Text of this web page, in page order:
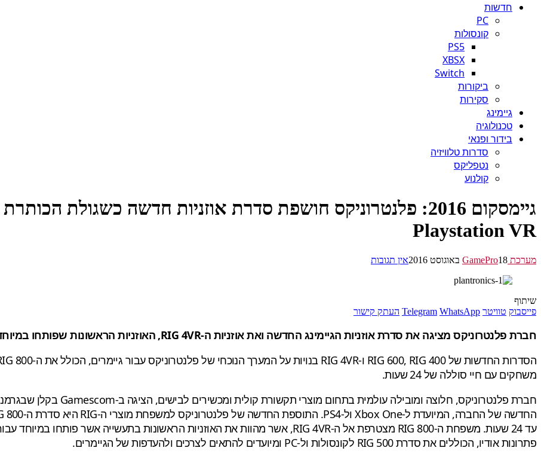
חדשות
PC
קונסולות
PS5
XBSX
Switch
ביקורות
סקירות
גיימינג
טכנולוגיה
בידור ופנאי
סדרות טלוויזיה
נטפליקס
קולנוע
גיימסקום 2016: פלנטרוניקס חושפת סדרת אוזניות חדשה כשגולת
Playstation VR
מערכת GamePro 18 באוגוסט 2016 אין תגובות
שיתוף
פייסבוק טוויטר Telegram WhatsApp העתק קישור
חברת פלנטרוניקס מציגה את סדרת אוזניות הגיימינג החדשה ואת אוזניות ה-RIG 4VR, האוזניות הראשונות שפותחו במיוחד עבור PlayStation VR
משחקים עם חיי סוללה של 24 שעות.
פתרונות אודיו, הכוללים את סדרת RIG 500 לקונסולות ול-PC ומיועדים להתאים לצרכים ולהעדפות של הגיימרים.